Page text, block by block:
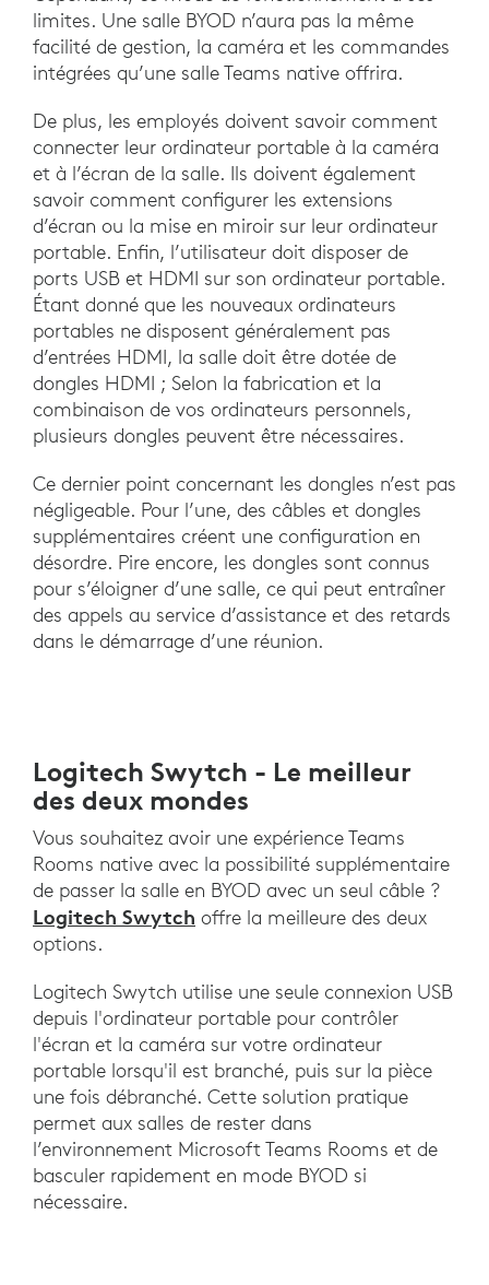
limites. Une salle BYOD n’aura pas la même
facilité de gestion, la caméra et les commandes
intégrées qu’une salle Teams native offrira.
De plus, les employés doivent savoir comment
connecter leur ordinateur portable à la caméra
et à l’écran de la salle. Ils doivent également
savoir comment configurer les extensions
d’écran ou la mise en miroir sur leur ordinateur
portable. Enfin, l’utilisateur doit disposer de
ports USB et HDMI sur son ordinateur portable.
Étant donné que les nouveaux ordinateurs
portables ne disposent généralement pas
d’entrées HDMI, la salle doit être dotée de
dongles HDMI ; Selon la fabrication et la
combinaison de vos ordinateurs personnels,
plusieurs dongles peuvent être nécessaires.
Ce dernier point concernant les dongles n’est pas
négligeable. Pour l’une, des câbles et dongles
supplémentaires créent une configuration en
désordre. Pire encore, les dongles sont connus
pour s’éloigner d’une salle, ce qui peut entraîner
des appels au service d’assistance et des retards
dans le démarrage d’une réunion.
Logitech Swytch - Le meilleur
des deux mondes
Vous souhaitez avoir une expérience Teams
Rooms native avec la possibilité supplémentaire
de passer la salle en BYOD avec un seul câble ?
Logitech Swytch offre la meilleure des deux
options.
Logitech Swytch utilise une seule connexion USB
depuis l'ordinateur portable pour contrôler
l'écran et la caméra sur votre ordinateur
portable lorsqu'il est branché, puis sur la pièce
une fois débranché. Cette solution pratique
permet aux salles de rester dans
l’environnement Microsoft Teams Rooms et de
basculer rapidement en mode BYOD si
nécessaire.